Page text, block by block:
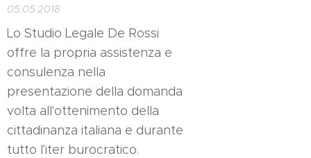
05.05.2018
Lo Studio Legale De Rossi
offre la propria assistenza e
consulenza nella
presentazione della domanda
volta all'ottenimento della
cittadinanza italiana e durante
tutto l'iter burocratico.